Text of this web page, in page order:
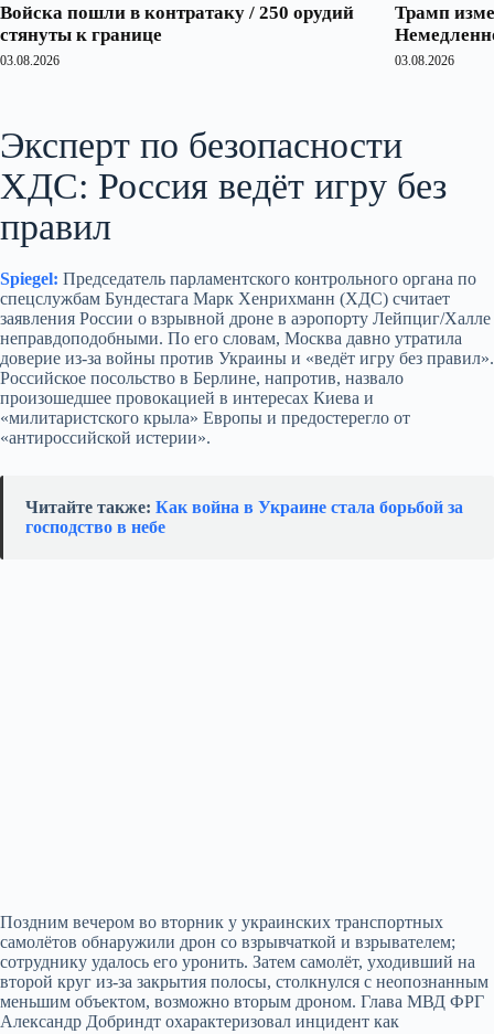
Войска пошли в контратаку / 250 орудий
стянуты к границе
03.08.2026
Трамп
03.08.2026
Эксперт по безопасности
ХДС: Россия ведёт игру без
правил
Spiegel: Председатель парламентского контрольного органа по
спецслужбам Бундестага Марк Хенрихманн (ХДС) считает
заявления России о взрывной дроне в аэропорту Лейпциг/Халле
неправдоподобными. По его словам, Москва давно утратила
доверие из‑за войны против Украины и «ведёт игру без правил».
Российское посольство в Берлине, напротив, назвало
произошедшее провокацией в интересах Киева и
«милитаристского крыла» Европы и предостерегло от
«антироссийской истерии».
Читайте также: Как война в Украине стала борьбой за
господство в небе
Поздним вечером во вторник у украинских транспортных
самолётов обнаружили дрон со взрывчаткой и взрывателем;
сотруднику удалось его уронить. Затем самолёт, уходивший на
второй круг из‑за закрытия полосы, столкнулся с неопознанным
меньшим объектом, возможно вторым дроном. Глава МВД ФРГ
Александр Добриндт охарактеризовал инцидент как